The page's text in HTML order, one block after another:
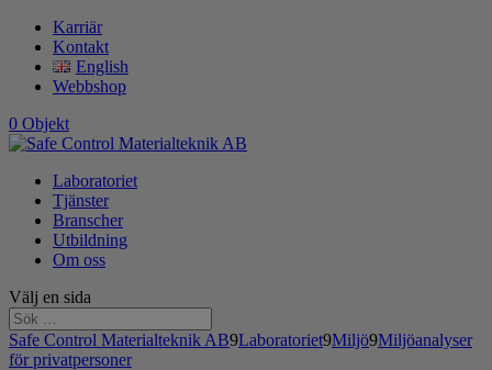
Karriär
Kontakt
English
Webbshop
0 Objekt
Laboratoriet
Tjänster
Branscher
Utbildning
Om oss
Välj en sida
Safe Control Materialteknik AB9Laboratoriet9Miljö9Miljöanalyser
för privatpersoner